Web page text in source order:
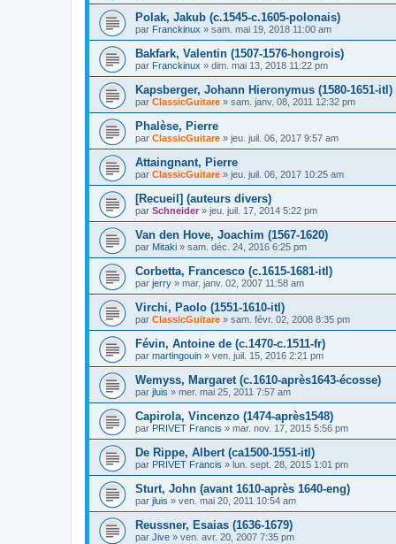
Polak, Jakub (c.1545-c.1605-polonais)
par Franckinux » sam. mai 19, 2018 11:00 am
Bakfark, Valentin (1507-1576-hongrois)
par Franckinux » dim. mai 13, 2018 11:22 pm
Kapsberger, Johann Hieronymus (1580-1651-itl)
par ClassicGuitare » sam. janv. 08, 2011 12:32 pm
Phalèse, Pierre
par ClassicGuitare » jeu. juil. 06, 2017 9:57 am
Attaingnant, Pierre
par ClassicGuitare » jeu. juil. 06, 2017 10:25 am
[Recueil] (auteurs divers)
par Schneider » jeu. juil. 17, 2014 5:22 pm
Van den Hove, Joachim (1567-1620)
par Mitaki » sam. déc. 24, 2016 6:25 pm
Corbetta, Francesco (c.1615-1681-itl)
par jerry » mar. janv. 02, 2007 11:58 am
Virchi, Paolo (1551-1610-itl)
par ClassicGuitare » sam. févr. 02, 2008 8:35 pm
Févin, Antoine de (c.1470-c.1511-fr)
par martingouin » ven. juil. 15, 2016 2:21 pm
Wemyss, Margaret (c.1610-après1643-écosse)
par jluis » mer. mai 25, 2011 7:57 am
Capirola, Vincenzo (1474-après1548)
par PRIVET Francis » mar. nov. 17, 2015 5:56 pm
De Rippe, Albert (ca1500-1551-itl)
par PRIVET Francis » lun. sept. 28, 2015 1:01 pm
Sturt, John (avant 1610-après 1640-eng)
par jluis » ven. mai 20, 2011 10:54 am
Reussner, Esaias (1636-1679)
par Jive » ven. avr. 20, 2007 7:35 pm